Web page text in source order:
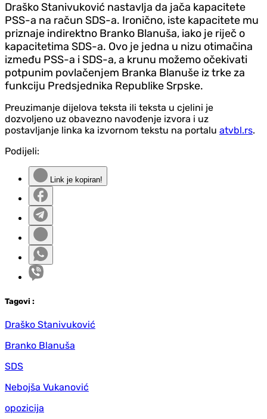
Draško Stanivuković nastavlja da jača kapacitete
PSS-a na račun SDS-a. Ironično, iste kapacitete mu
priznaje indirektno Branko Blanuša, iako je riječ o
kapacitetima SDS-a. Ovo je jedna u nizu otimačina
između PSS-a i SDS-a, a krunu možemo očekivati
potpunim povlačenjem Branka Blanuše iz trke za
funkciju Predsjednika Republike Srpske.
Preuzimanje dijelova teksta ili teksta u cjelini je
dozvoljeno uz obavezno navođenje izvora i uz
postavljanje linka ka izvornom tekstu na portalu atvbl.rs.
Podijeli:
Link je kopiran!
Tagovi :
Draško Stanivuković
Branko Blanuša
SDS
Nebojša Vukanović
opozicija